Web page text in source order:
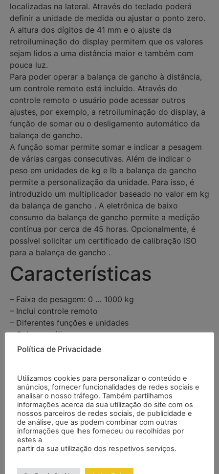
localizadas na lateral. Através do teclado poderá
definir a unidade de medida ou ajustar o ponto zero.
A altura dos dígitos de 41 mm e o ajuste da
retroiluminação do display permitem que os valores
sejam lidos a uma distância maior e também com
pouca luz.
Para poder operar a balança de gancho à distância,
um controle remoto está incluído. Através do
controle remoto o usuário pode acessar outros
ajustes, por exemplo, a retroiluminação do display, a
função de somar ou o desligamento automático da
balança de gancho.
A função somar permite somar e indicar a pesagem
de várias cargas consecutivas. Além de indicar o
peso em unidades de kg e lb a balança de gancho
permite a personalização da unidade. Para isso, é
introduzido um multiplicador baseado no valor em kg
da balança de gancho . A eletrônica de baixo
consumo da balança de gancho permite a medição
contínua por cerca de 45 horas. Opcionalmente, é
possível solicitar um certificado de calibração ISO
para a balança de gancho .
Características
– Faixa de pesagem: 0 … 1000 kg
– Inclui controle remoto
– Diferentes funções e unidades
– Caixa metálica
– Altura de dígitos: 41 mm
Especificações
Faixa de
pesagem
0 … 1000 kg
Carga mínima 10 kg
Política de Privacidade
Utilizamos cookies para personalizar o conteúdo e
anúncios, fornecer funcionalidades de redes sociais e
analisar o nosso tráfego. Também partilhamos
informações acerca da sua utilização do site com os
nossos parceiros de redes sociais, de publicidade e
de análise, que as podem combinar com outras
informações que lhes forneceu ou recolhidas por
estes a
partir da sua utilização dos respetivos serviços.